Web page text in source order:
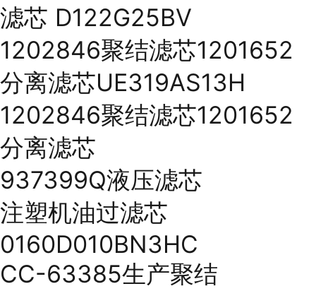
滤芯 D122G25BV
1202846聚结滤芯1201652
分离滤芯UE319AS13H
1202846聚结滤芯1201652
分离滤芯
937399Q液压滤芯
注塑机油过滤芯
0160D010BN3HC
CC-63385生产聚结